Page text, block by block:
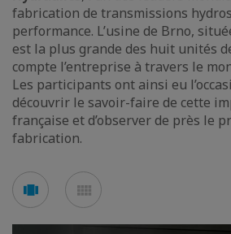
fabrication de transmissions
performance. L’usine de Brno,
est la plus grande des huit unités
compte l’entreprise à travers le
Les participants ont ainsi eu
découvrir le savoir-faire de cette
française et d’observer de près le
fabrication.
Voir
en
en